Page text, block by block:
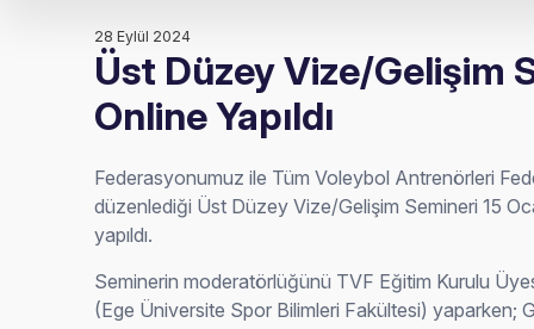
28 Eylül 2024
Üst Düzey Vize/Gelişim
Online Yapıldı
Federasyonumuz ile Tüm Voleybol Antrenörleri
düzenlediği Üst Düzey Vize/Gelişim Semineri 15
yapıldı.
Seminerin moderatörlüğünü TVF Eğitim Kurulu
(Ege Üniversite Spor Bilimleri Fakültesi) yaparken;